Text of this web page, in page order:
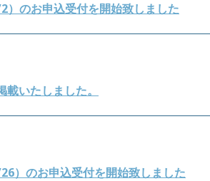
のお申込受付を開始致しました
いたしました。
）のお申込受付を開始致しました